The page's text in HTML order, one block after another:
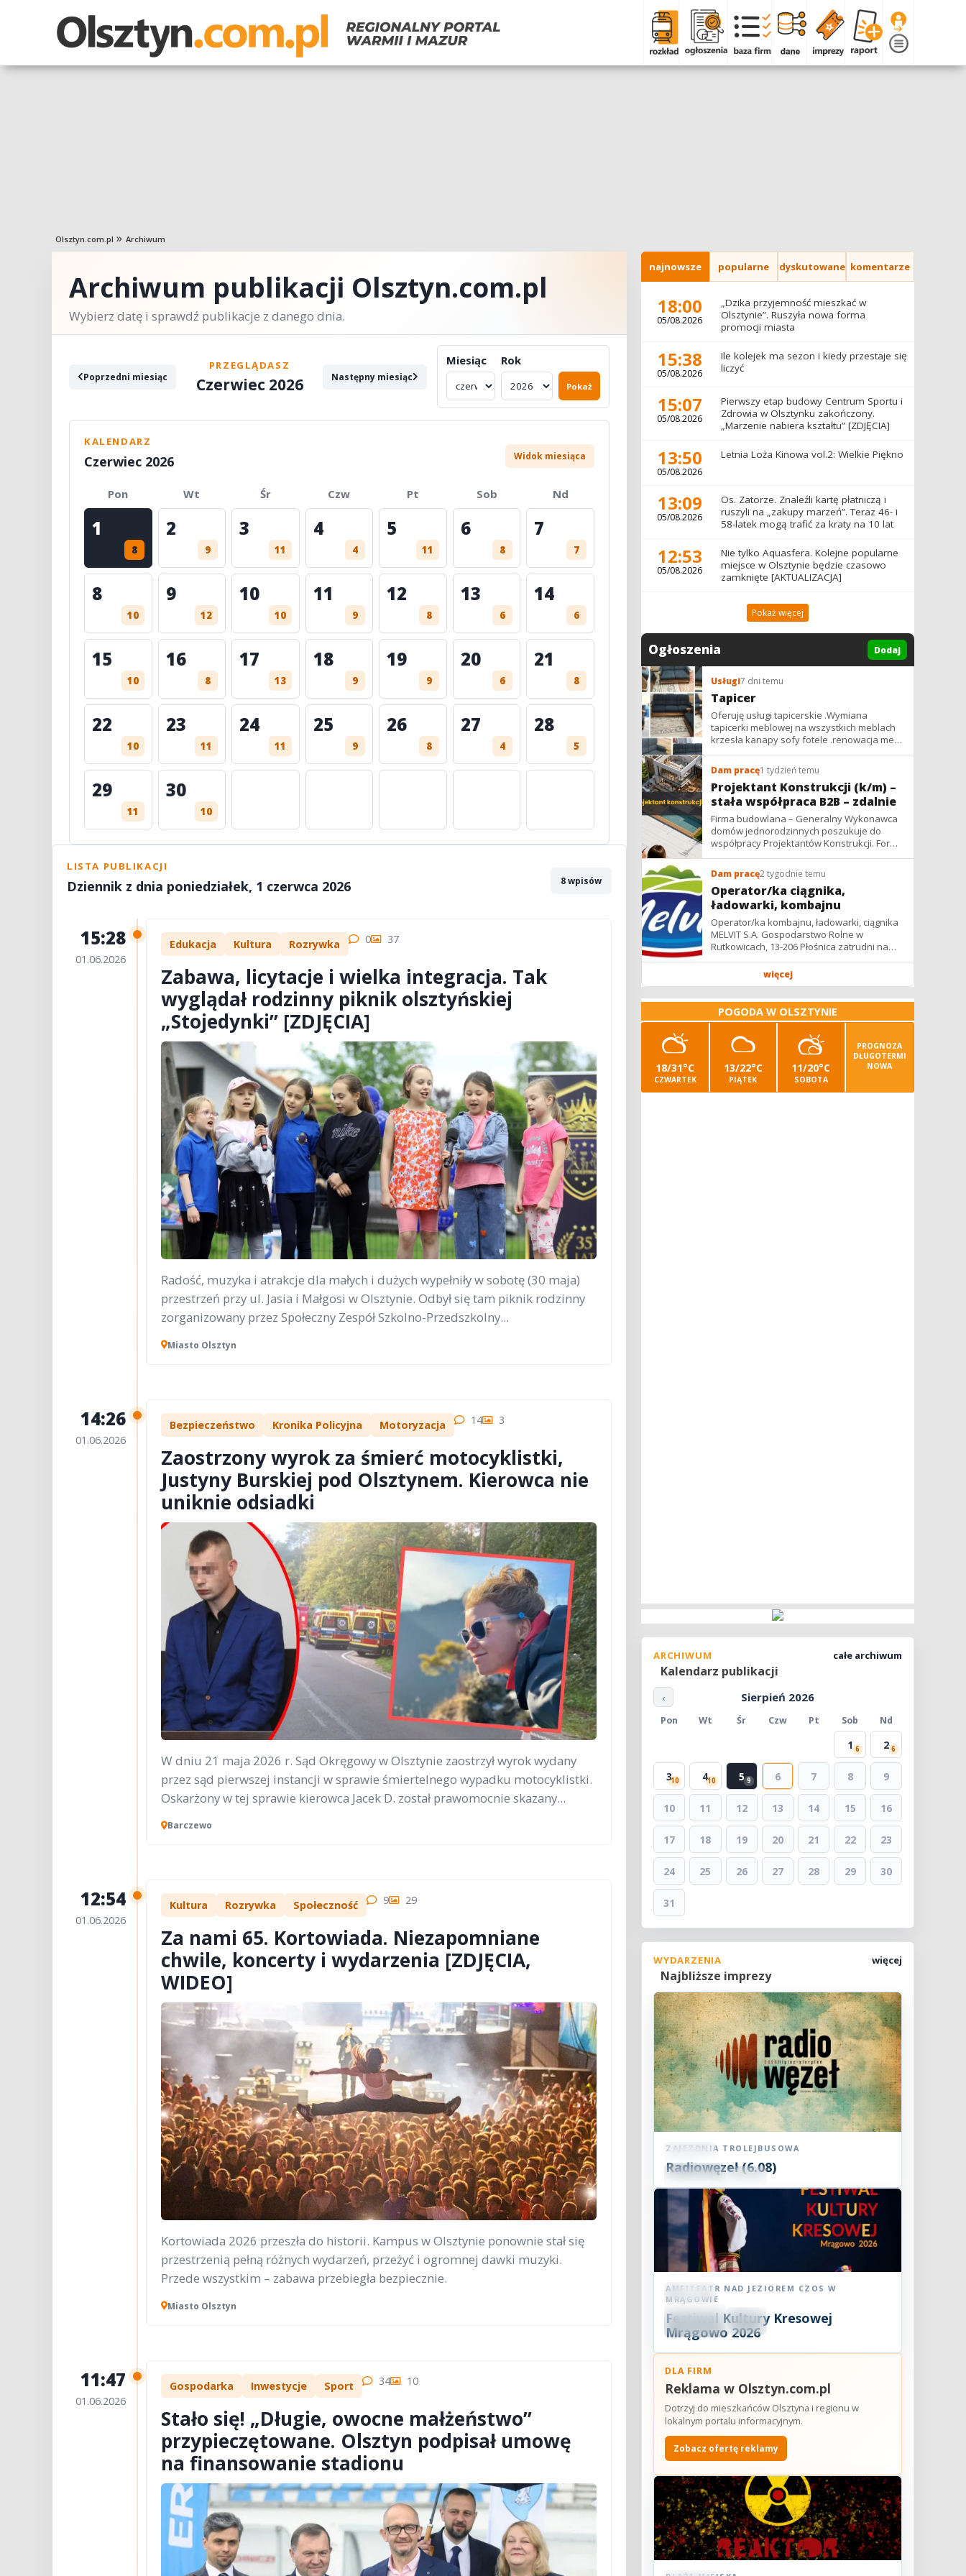
Olsztyn.com.pl Archiwum
Archiwum publikacji Olsztyn.com.pl
Wybierz datę i sprawdź publikacje z danego dnia.
Poprzedni miesiąc
PRZEGLĄDASZ
Czerwiec 2026 Następny miesiąc
Miesiąc Rok
Pokaż
KALENDARZ
Czerwiec 2026 Widok miesiąca
Pon Wt Śr Czw Pt Sob Nd
1
8
2
9
3
11
4
4
5
11
6
8
7
7
8
10
9
12
10
10
11
9
12
8
13
6
14
6
15
10
16
8
17
13
18
9
19
9
20
6
21
8
22
10
23
11
24
11
25
9
26
8
27
4
28
5
29
11
30
10
LISTA PUBLIKACJI
Dziennik z dnia poniedziałek, 1 czerwca 2026 8 wpisów
15:28
01.06.2026
Edukacja Kultura Rozrywka 0 37
Zabawa, licytacje i wielka integracja. Tak
wyglądał rodzinny piknik olsztyńskiej
„Stojedynki” [ZDJĘCIA]
Radość, muzyka i atrakcje dla małych i dużych wypełniły w sobotę (30 maja)
przestrzeń przy ul. Jasia i Małgosi w Olsztynie. Odbył się tam piknik rodzinny
zorganizowany przez Społeczny Zespół Szkolno-Przedszkolny...
Miasto Olsztyn
14:26
01.06.2026
Bezpieczeństwo Kronika Policyjna Motoryzacja 14 3
Zaostrzony wyrok za śmierć motocyklistki,
Justyny Burskiej pod Olsztynem. Kierowca nie
uniknie odsiadki
W dniu 21 maja 2026 r. Sąd Okręgowy w Olsztynie zaostrzył wyrok wydany
przez sąd pierwszej instancji w sprawie śmiertelnego wypadku motocyklistki.
Oskarżony w tej sprawie kierowca Jacek D. został prawomocnie skazany...
Barczewo
12:54
01.06.2026
Kultura Rozrywka Społeczność 9 29
Za nami 65. Kortowiada. Niezapomniane
chwile, koncerty i wydarzenia [ZDJĘCIA,
WIDEO]
Kortowiada 2026 przeszła do historii. Kampus w Olsztynie ponownie stał się
przestrzenią pełną różnych wydarzeń, przeżyć i ogromnej dawki muzyki.
Przede wszystkim – zabawa przebiegła bezpiecznie.
Miasto Olsztyn
11:47
01.06.2026
Gospodarka Inwestycje Sport 34 10
Stało się! „Długie, owocne małżeństwo”
przypieczętowane. Olsztyn podpisał umowę
na finansowanie stadionu
najnowsze popularne dyskutowane komentarze
18:00
05/08.2026
„Dzika przyjemność mieszkać w
Olsztynie”. Ruszyła nowa forma
promocji miasta
15:38
05/08.2026
Ile kolejek ma sezon i kiedy przestaje się
liczyć
15:07
05/08.2026
Pierwszy etap budowy Centrum Sportu i
Zdrowia w Olsztynku zakończony.
„Marzenie nabiera kształtu” [ZDJĘCIA]
13:50
05/08.2026
Letnia Loża Kinowa vol.2: Wielkie Piękno
13:09
05/08.2026
Os. Zatorze. Znaleźli kartę płatniczą i
ruszyli na „zakupy marzeń”. Teraz 46- i
58-latek mogą trafić za kraty na 10 lat
12:53
05/08.2026
Nie tylko Aquasfera. Kolejne popularne
miejsce w Olsztynie będzie czasowo
zamknięte [AKTUALIZACJA]
Pokaż więcej
Ogłoszenia Dodaj
Usługi7 dni temu
Tapicer
Oferuję usługi tapicerskie .Wymiana
tapicerki meblowej na wszystkich meblach
krzesła kanapy sofy fotele .renowacja mebli
vintage,PRL. glamur
Dam pracę1 tydzień temu
Projektant Konstrukcji (k/m) –
stała współpraca B2B – zdalnie
Firma budowlana – Generalny Wykonawca
domów jednorodzinnych poszukuje do
współpracy Projektantów Konstrukcji. Forma
współpracy: B2B / podwykonawstwo –
Dam pracę2 tygodnie temu
Operator/ka ciągnika,
ładowarki, kombajnu
Operator/ka kombajnu, ładowarki, ciągnika
MELVIT S.A. Gospodarstwo Rolne w
Rutkowicach, 13-206 Płośnica zatrudni na
umowę zlecenie na okres żniw: -
operatora/kę kombajnu z uprawnieniami -...
więcej
POGODA W OLSZTYNIE
18/31°C
CZWARTEK
13/22°C
PIĄTEK
11/20°C
SOBOTA
PROGNOZA
DŁUGOTERMI
NOWA
ARCHIWUM
Kalendarz publikacji
całe archiwum
‹ Sierpień 2026
Pon Wt Śr Czw Pt Sob Nd
1 6 2 6
310 410 5 9 6 7 8 9
10 11 12 13 14 15 16
17 18 19 20 21 22 23
24 25 26 27 28 29 30
31
WYDARZENIA
Najbliższe imprezy
więcej
Koncert
06 SIE
2026
ZAJEZDNIA TROLEJBUSOWA
Radiowęzeł (6.08)
06 SIE 18:30
AMFITEATR NAD JEZIOREM CZOS W
MRĄGOWIE
Festiwal Kultury Kresowej
Mrągowo 2026
DLA FIRM
Reklama w Olsztyn.com.pl
Dotrzyj do mieszkańców Olsztyna i regionu w
lokalnym portalu informacyjnym.
Zobacz ofertę reklamy